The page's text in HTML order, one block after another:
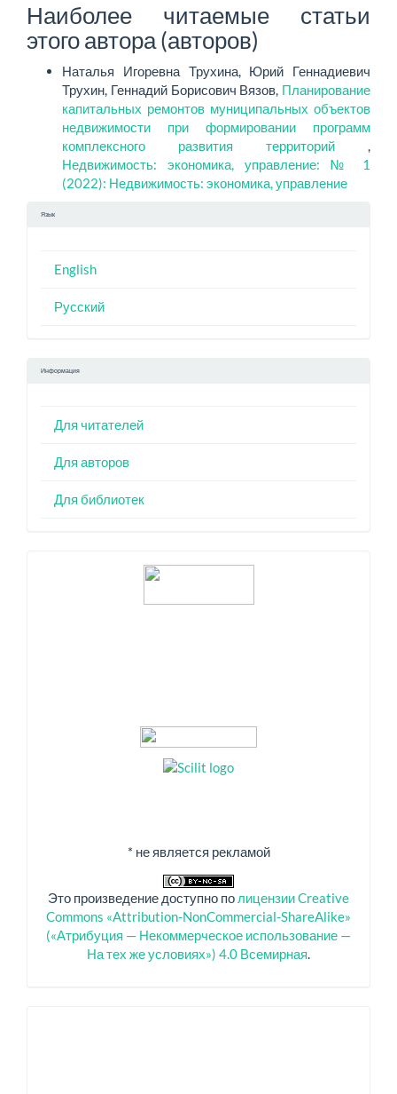
Наиболее читаемые статьи
этого автора (авторов)
Наталья Игоревна Трухина, Юрий Геннадиевич
Трухин, Геннадий Борисович Вязов, Планирование
капитальных ремонтов муниципальных объектов
недвижимости при формировании программ
комплексного развития территорий ,
Недвижимость: экономика, управление: № 1
(2022): Недвижимость: экономика, управление
Язык
English
Русский
Информация
Для читателей
Для авторов
Для библиотек
* не является рекламой
Это произведение доступно по лицензии Creative
Commons «Attribution-NonCommercial-ShareAlike»
(«Атрибуция — Некоммерческое использование —
На тех же условиях») 4.0 Всемирная.